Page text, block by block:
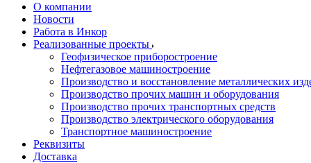
О компании
Новости
Работа в Инкор
Реализованные проекты
Геофизическое приборостроение
Нефтегазовое машиностроение
Производство и восстановление металлических
Производство прочих машин и оборудования
Производство прочих транспортных средств
Производство электрического оборудования
Транспортное машиностроение
Реквизиты
Доставка